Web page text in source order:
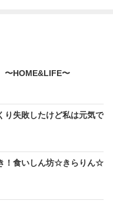
〜HOME&LIFE〜
り失敗したけど私は元気で
！食いしん坊☆きらりん☆